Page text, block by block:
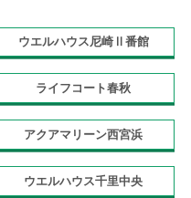
ウエルハウス尼崎Ⅱ番館
ライフコート春秋
アクアマリーン西宮浜
ウエルハウス千里中央